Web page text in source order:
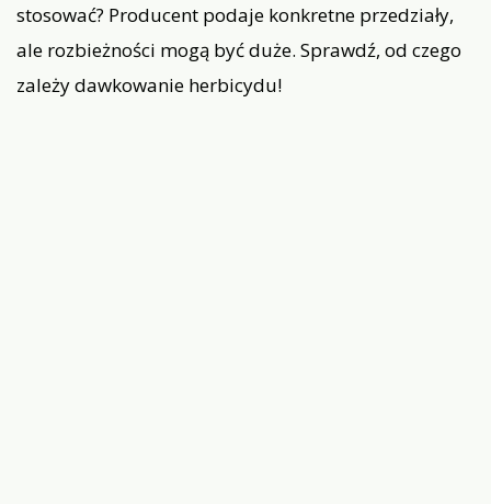
stosować? Producent podaje konkretne przedziały,
ale rozbieżności mogą być duże. Sprawdź, od czego
zależy dawkowanie herbicydu!